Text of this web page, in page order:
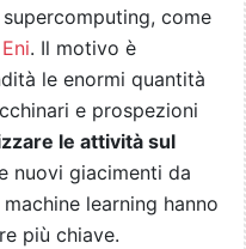
come
. Il motivo è
le enormi quantità
e prospezioni
le attività sul
nuovi giacimenti da
learning hanno
più chiave.